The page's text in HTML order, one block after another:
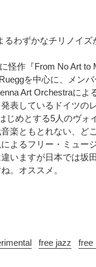
るわずかなチリノイズ
怪作『From No Art to
を中心に、メン
Art Orchestraによ
表しているドイツの
じめとする5人のヴォ
楽ともとれない、ど
よるフリー・ミュー
いますが日本では坂
。オススメ。
free jazz free